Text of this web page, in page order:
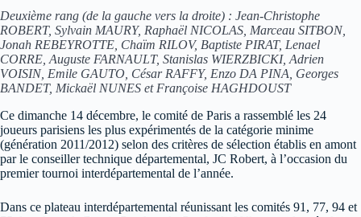
Deuxième rang (de la gauche vers la droite) : Jean-Christophe
ROBERT, Sylvain MAURY, Raphaël NICOLAS, Marceau SITBON,
Jonah REBEYROTTE, Chaïm RILOV, Baptiste PIRAT, Lenael
CORRE, Auguste FARNAULT, Stanislas WIERZBICKI, Adrien
VOISIN, Emile GAUTO, César RAFFY, Enzo DA PINA, Georges
BANDET, Mickaël NUNES et Françoise HAGHDOUST
Ce dimanche 14 décembre, le comité de Paris a rassemblé les 24
joueurs parisiens les plus expérimentés de la catégorie minime
(génération 2011/2012) selon des critères de sélection établis en amont
par le conseiller technique départemental, JC Robert, à l’occasion du
premier tournoi interdépartemental de l’année.
Dans ce plateau interdépartemental réunissant les comités 91, 77, 94 et